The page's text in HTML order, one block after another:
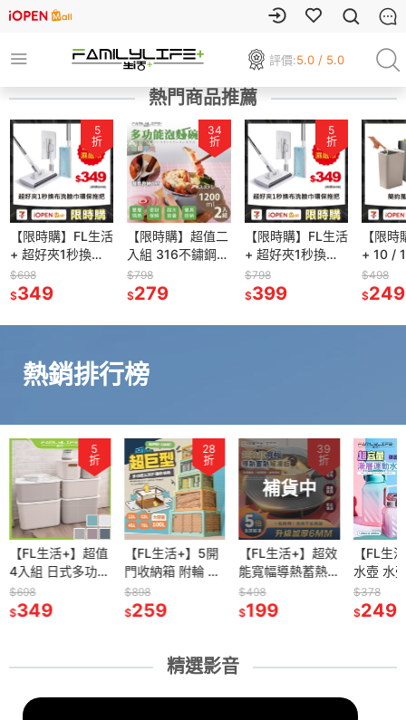
評價:5.0 / 5.0
熱門商品推薦
5
折
【限時購】FL生活
+ 超好夾1秒換布
洗臉巾環保拖把
送8抽8包濕紙巾
$698
$349
34
折
【限時購】超值二
入組 316不鏽鋼含
蓋隔熱碗 1200ml
送湯叉匙 不鏽鋼
碗
$798
$279
5
折
【限時購】FL生活
+ 超好夾1秒換布
洗臉巾環保拖把
送8抽8包濕紙巾
$798
$399
【限
+ 10 /
風彈蓋
壓式垃
桶
$498
$249
熱銷排行榜
5
折
【FL生活+】超值
4入組 日式多功能
可疊加 附蓋 收納
箱 內衣收納 內衣
$698
$349
28
折
【FL生活+】5開
門收納箱 附輪 折
疊收納箱 摺疊收
納箱 收納櫃 收納
收納 棉被收納
$898
$259
補貨中
39
折
【FL生活+】超效
能寬幅導熱蓄熱
解凍板
24cm/26cm 解
食物解凍板 解凍
$498
$199
【FL生
水壺 水
壺 大容
蓋水壺
$378
$249
精選影音